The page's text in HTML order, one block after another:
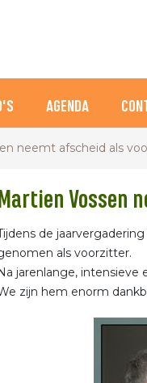
AGENDA
neemt afscheid als
Martien Vossen
de
als voorzitter.
jarenlange,
zijn hem enorm